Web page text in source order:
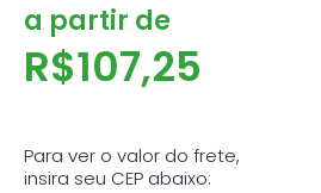
a partir de
R$107,25
Para ver o valor do frete,
insira seu CEP abaixo: